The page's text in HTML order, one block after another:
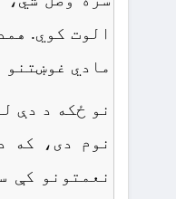
الوت کوي.
مادي
نو ځکه د دې
نوم دی، که
نعمتونو کې